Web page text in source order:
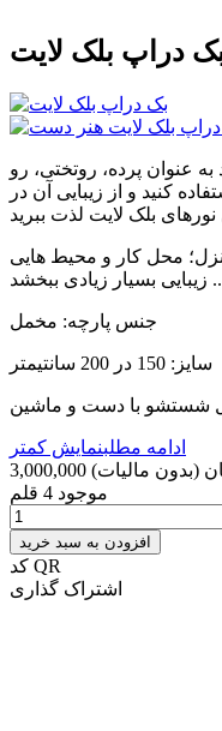
دراپ بلک لایت
عنوان پرده، روتختی، رو
کنید و از زیبایی آن در
محل کار و محیط هایی
جنس پارچه: مخمل
سایز: 150 در 200 سانتیمتر
شستشو با دست و ماشین
ادامه مطلبنمایش کمتر
(بدون مالیات)
موجود 4 قلم
افزودن به سبد خرید
کد QR
اشتراک گذاری